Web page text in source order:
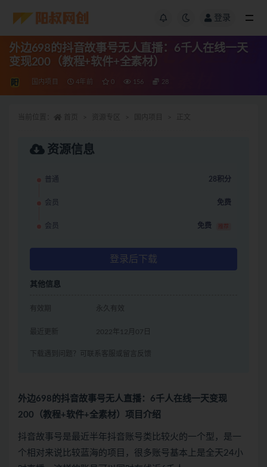
登录
外边698的抖音故事号无人直播：6千人在线一天
变现200（教程+软件+全素材）
国内项目 4年前 0 156 28
资源信息
普通 28积分
会员 免费
会员 免费 推荐
登录后下载
其他信息
有效期 永久有效
最近更新 2022年12月07日
下载遇到问题？可联系客服或留言反馈
外边698的抖音故事号无人直播：6千人在线一天变现
200（教程+软件+全素材）项目介绍
抖音故事号是最近半年抖音账号类比较火的一个型，是一
个相对来说比较蓝海的项目，很多账号基本上是全天24小